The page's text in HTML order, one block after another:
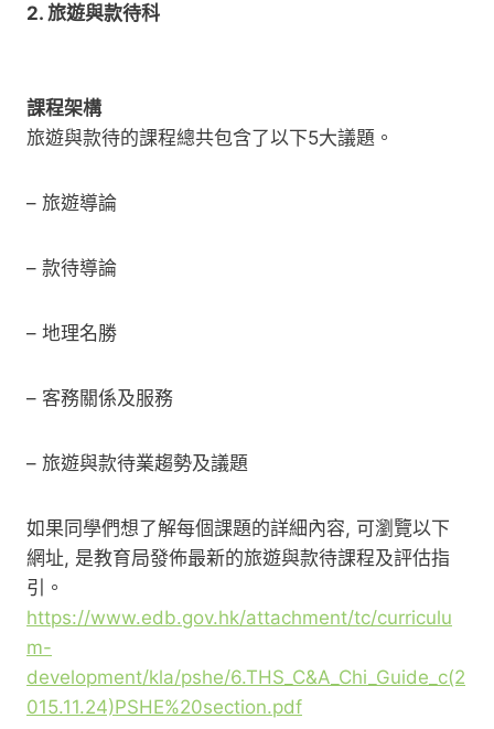
2. 旅遊與款待科
課程架構
旅遊與款待的課程總共包含了以下5大議題。
– 旅遊導論
– 款待導論
– 地理名勝
– 客務關係及服務
– 旅遊與款待業趨勢及議題
如果同學們想了解每個課題的詳細內容, 可瀏覽以下
網址, 是教育局發佈最新的旅遊與款待課程及評估指
引。
https://www.edb.gov.hk/attachment/tc/curriculu
m-
development/kla/pshe/6.THS_C&A_Chi_Guide_c(2
015.11.24)PSHE%20section.pdf